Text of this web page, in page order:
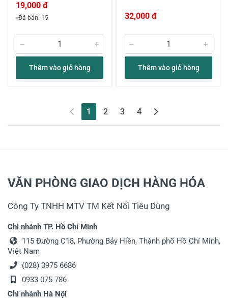
19,000 đ
Đã bán: 15
Thêm vào giỏ hàng
32,000 đ
Thêm vào giỏ hàng
1 (current)
2 3 4
VĂN PHÒNG GIAO DỊCH HÀNG HÓA
Công Ty TNHH MTV TM Kết Nối Tiêu Dùng
Chi nhánh TP. Hồ Chí Minh
115 Đường C18, Phường Bảy Hiền, Thành phố Hồ Chí Minh,
Việt Nam
(028) 3975 6686
0933 075 786
Chi nhánh Hà Nội